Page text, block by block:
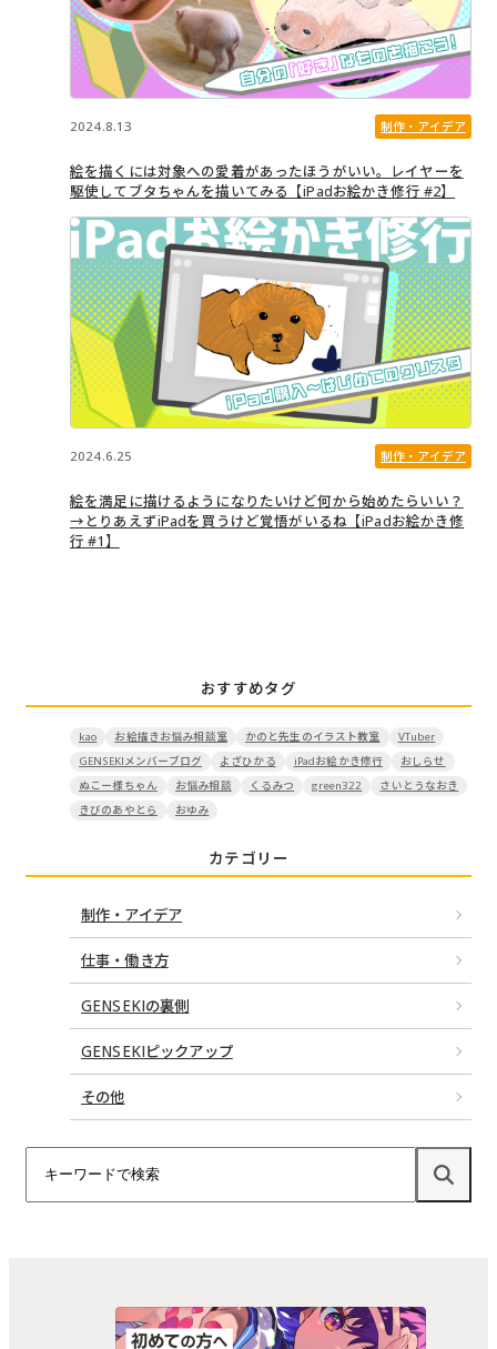
2024.8.13 制作・アイデア
絵を描くには対象への愛着があったほうがいい。レイヤーを
駆使してブタちゃんを描いてみる【iPadお絵かき修行 #2】
2024.6.25 制作・アイデア
絵を満足に描けるようになりたいけど何から始めたらいい？
→とりあえずiPadを買うけど覚悟がいるね【iPadお絵かき修
行 #1】
おすすめタグ
kao お絵描きお悩み相談室 かのと先生のイラスト教室
VTuber
GENSEKIメンバーブログ
よざひかる iPadお絵かき修行
おしらせ
ぬこー様ちゃん
お悩み相談 くるみつ green322
さいとうなおき
きびのあやとら
おゆみ
カテゴリー
制作・アイデア
仕事・働き方
GENSEKIの裏側
GENSEKIピックアップ
その他